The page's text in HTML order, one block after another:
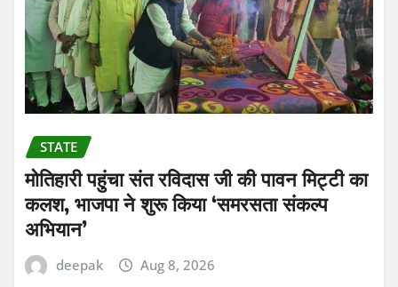
STATE
मोतिहारी पहुंचा संत रविदास जी की पावन मिट्टी का
कलश, भाजपा ने शुरू किया ‘समरसता संकल्प
अभियान’
deepak Aug 8, 2026